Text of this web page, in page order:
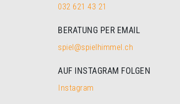
032 621 43 21
BERATUNG PER EMAIL
spiel@spielhimmel.ch
AUF INSTAGRAM FOLGEN
Instagram